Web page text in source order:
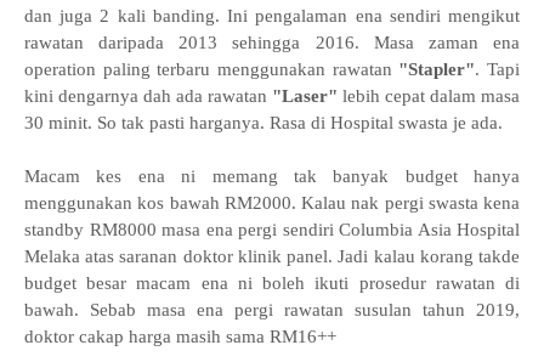
dan juga 2 kali banding. Ini pengalaman ena sendiri mengikut
rawatan daripada 2013 sehingga 2016. Masa zaman ena
operation paling terbaru menggunakan rawatan "Stapler". Tapi
kini dengarnya dah ada rawatan "Laser" lebih cepat dalam masa
30 minit. So tak pasti harganya. Rasa di Hospital swasta je ada.
Macam kes ena ni memang tak banyak budget hanya
menggunakan kos bawah RM2000. Kalau nak pergi swasta kena
standby RM8000 masa ena pergi sendiri Columbia Asia Hospital
Melaka atas saranan doktor klinik panel. Jadi kalau korang takde
budget besar macam ena ni boleh ikuti prosedur rawatan di
bawah. Sebab masa ena pergi rawatan susulan tahun 2019,
doktor cakap harga masih sama RM16++